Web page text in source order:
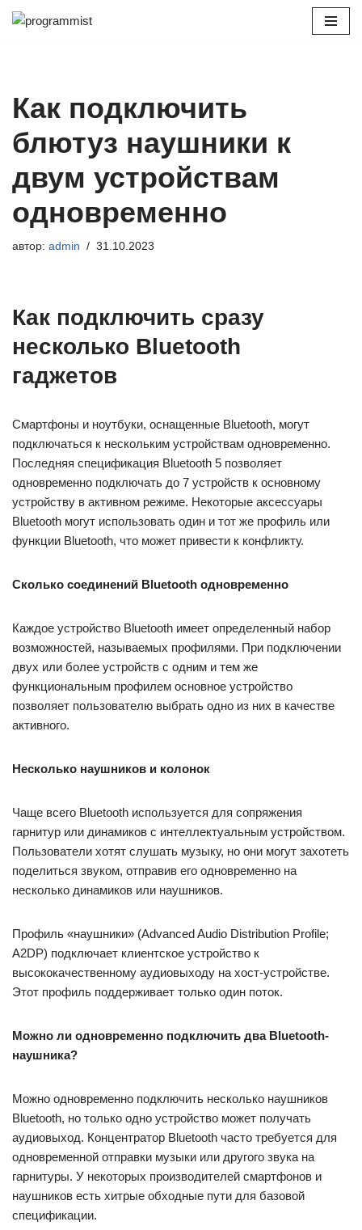
Как подключить
блютуз наушники к
двум устройствам
одновременно
автор: admin 31.10.2023
Как подключить сразу
несколько Bluetooth
гаджетов
Смартфоны и ноутбуки, оснащенные Bluetooth, могут
подключаться к нескольким устройствам одновременно.
Последняя спецификация Bluetooth 5 позволяет
одновременно подключать до 7 устройств к основному
устройству в активном режиме. Некоторые аксессуары
Bluetooth могут использовать один и тот же профиль или
функции Bluetooth, что может привести к конфликту.
Сколько соединений Bluetooth одновременно
Каждое устройство Bluetooth имеет определенный набор
возможностей, называемых профилями. При подключении
двух или более устройств с одним и тем же
функциональным профилем основное устройство
позволяет пользователю выбрать одно из них в качестве
активного.
Несколько наушников и колонок
Чаще всего Bluetooth используется для сопряжения
гарнитур или динамиков с интеллектуальным устройством.
Пользователи хотят слушать музыку, но они могут захотеть
поделиться звуком, отправив его одновременно на
несколько динамиков или наушников.
Профиль «наушники» (Advanced Audio Distribution Profile;
A2DP) подключает клиентское устройство к
высококачественному аудиовыходу на хост-устройстве.
Этот профиль поддерживает только один поток.
Можно ли одновременно подключить два Bluetooth-
наушника?
Можно одновременно подключить несколько наушников
Bluetooth, но только одно устройство может получать
аудиовыход. Концентратор Bluetooth часто требуется для
одновременной отправки музыки или другого звука на
гарнитуры. У некоторых производителей смартфонов и
наушников есть хитрые обходные пути для базовой
спецификации.